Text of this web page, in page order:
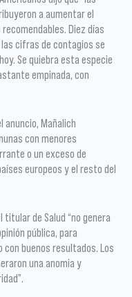
a aumentar el
Diez días
las cifras de contagios se
Se quiebra esta especie
empinada, con
anuncio, Mañalich
con menores
o un exceso de
europeos y el resto del
titular de Salud “no genera
pública, para
buenos resultados. Los
una anomia y